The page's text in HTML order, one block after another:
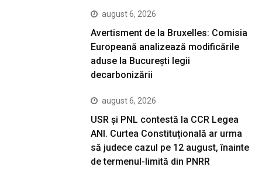
august 6, 2026
Avertisment de la Bruxelles: Comisia
Europeană analizează modificările
aduse la București legii
decarbonizării
august 6, 2026
USR și PNL contestă la CCR Legea
ANI. Curtea Constituțională ar urma
să judece cazul pe 12 august, înainte
de termenul-limită din PNRR